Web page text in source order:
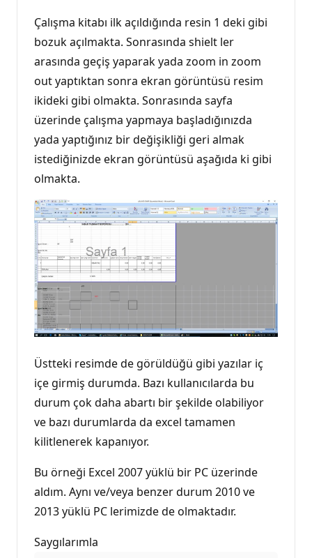
Çalışma kitabı ilk açıldığında resin 1 deki gibi
bozuk açılmakta. Sonrasında shielt ler
arasında geçiş yaparak yada zoom in zoom
out yaptıktan sonra ekran görüntüsü resim
ikideki gibi olmakta. Sonrasında sayfa
üzerinde çalışma yapmaya başladığınızda
yada yaptığınız bir değişikliği geri almak
istediğinizde ekran görüntüsü aşağıda ki gibi
olmakta.
Üstteki resimde de görüldüğü gibi yazılar iç
içe girmiş durumda. Bazı kullanıcılarda bu
durum çok daha abartı bir şekilde olabiliyor
ve bazı durumlarda da excel tamamen
kilitlenerek kapanıyor.
Bu örneği Excel 2007 yüklü bir PC üzerinde
aldım. Aynı ve/veya benzer durum 2010 ve
2013 yüklü PC lerimizde de olmaktadır.
Saygılarımla